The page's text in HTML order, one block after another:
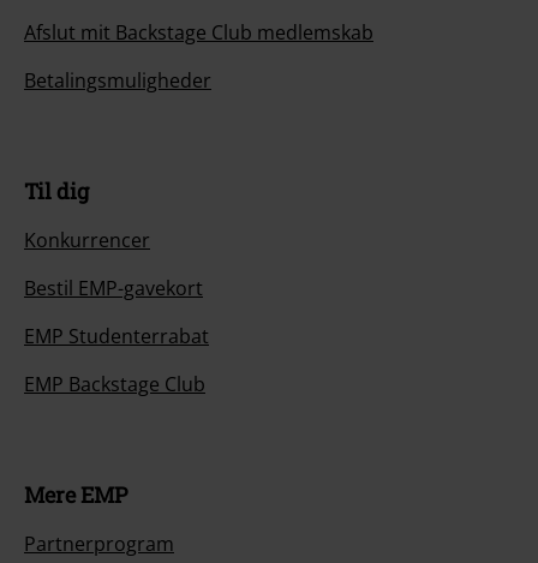
Afslut mit Backstage Club medlemskab
Betalingsmuligheder
Til dig
Konkurrencer
Bestil EMP-gavekort
EMP Studenterrabat
EMP Backstage Club
Mere EMP
Partnerprogram